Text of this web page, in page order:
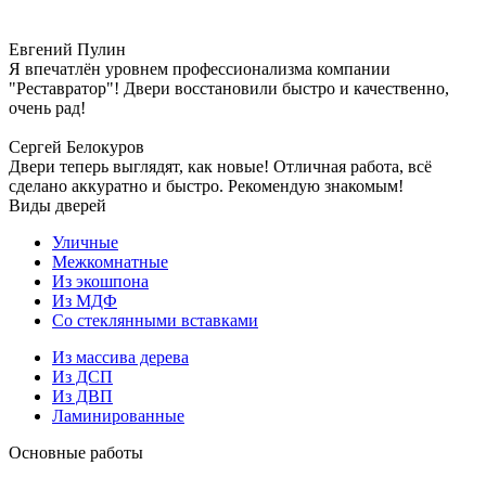
Евгений Пулин
Я впечатлён уровнем профессионализма компании
"Реставратор"! Двери восстановили быстро и качественно,
очень рад!
Сергей Белокуров
Двери теперь выглядят, как новые! Отличная работа, всё
сделано аккуратно и быстро. Рекомендую знакомым!
Виды дверей
Уличные
Межкомнатные
Из экошпона
Из МДФ
Со стеклянными вставками
Из массива дерева
Из ДСП
Из ДВП
Ламинированные
Основные работы